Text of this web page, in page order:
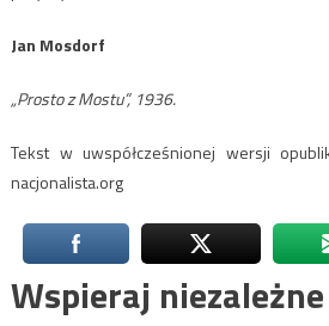
Jan Mosdorf
„Prosto z Mostu”, 1936.
Tekst w uwspółcześnionej wersji
nacjonalista.org
Wspieraj niezależne